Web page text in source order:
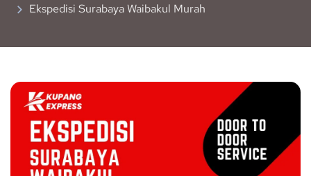
Ekspedisi Surabaya Waibakul Murah